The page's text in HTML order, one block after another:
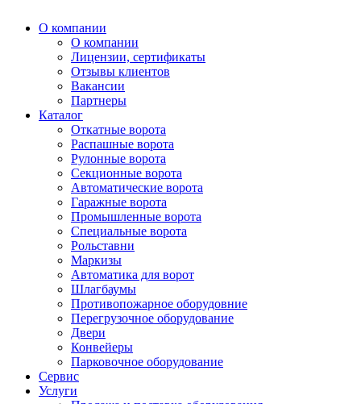
О компании
О компании
Лицензии, сертификаты
Отзывы клиентов
Вакансии
Партнеры
Каталог
Откатные ворота
Распашные ворота
Рулонные ворота
Секционные ворота
Автоматические ворота
Гаражные ворота
Промышленные ворота
Специальные ворота
Рольставни
Маркизы
Автоматика для ворот
Шлагбаумы
Противопожарное оборудовние
Перегрузочное оборудование
Двери
Конвейеры
Парковочное оборудование
Сервис
Услуги